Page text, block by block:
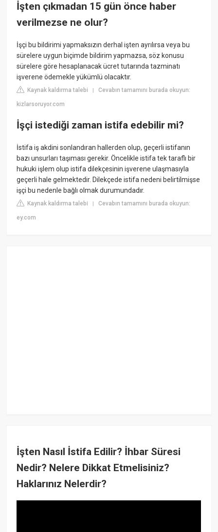
İşten çıkmadan 15 gün önce haber
verilmezse ne olur?
İşçi bu bildirimi yapmaksızın derhal işten ayrılırsa veya bu
sürelere uygun biçimde bildirim yapmazsa, söz konusu
sürelere göre hesaplanacak ücret tutarında tazminatı
işverene ödemekle yükümlü olacaktır.
Kaynak kaldırma talebi |Cevabın tamamını burada okuyun:
kizlarsoruyor.com
İşçi istediği zaman istifa edebilir mi?
İstifa iş akdini sonlandıran hallerden olup, geçerli istifanın
bazı unsurları taşıması gerekir. Öncelikle istifa tek taraflı bir
hukuki işlem olup istifa dilekçesinin işverene ulaşmasıyla
geçerli hale gelmektedir. Dilekçede istifa nedeni belirtilmişse
işçi bu nedenle bağlı olmak durumundadır.
Kaynak kaldırma talebi |Cevabın tamamını burada okuyun:
ey.com
İşten Nasıl İstifa Edilir? İhbar Süresi
Nedir? Nelere Dikkat Etmelisiniz?
Haklarınız Nelerdir?